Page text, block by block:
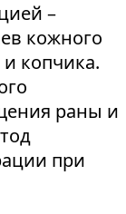
–
кожного
и копчика.
раны и
при